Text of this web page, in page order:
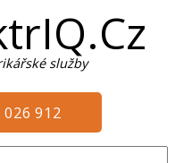
služby
026 912